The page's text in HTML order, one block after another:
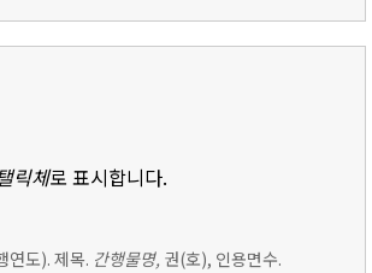
릭체로 표시합니다.
연도). 제목. 간행물명, 권(호), 인용면수.